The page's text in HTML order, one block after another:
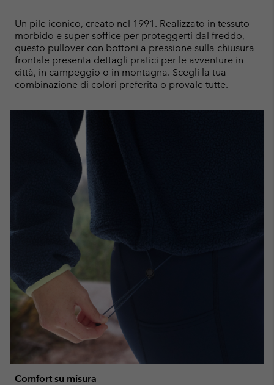
Un pile iconico, creato nel 1991. Realizzato in tessuto
morbido e super soffice per proteggerti dal freddo,
questo pullover con bottoni a pressione sulla chiusura
frontale presenta dettagli pratici per le avventure in
città, in campeggio o in montagna. Scegli la tua
combinazione di colori preferita o provale tutte.
Comfort su misura